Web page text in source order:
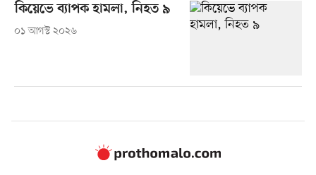
কিয়েভে ব্যাপক হামলা, নিহত ৯
০১ আগস্ট ২০২৬